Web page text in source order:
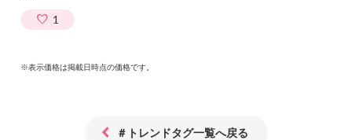
1
※表示価格は掲載日時点の価格です。
＃トレンドタグ一覧へ戻る